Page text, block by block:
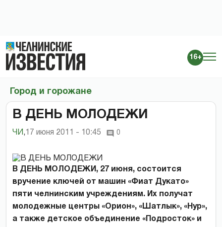
16+
Город и горожане
В ДЕНЬ МОЛОДЕЖИ
ЧИ , 17 июня 2011 - 10:45 0
В ДЕНЬ МОЛОДЕЖИ, 27 июня, состоится
вручение ключей от машин «Фиат Дукато»
пяти челнинским учреждениям. Их получат
молодежные центры «Орион», «Шатлык», «Нур»,
а также детское объединение «Подросток» и